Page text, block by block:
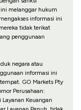
melanggar hukum
informasi ini
tidak terikat
penggunaan
negara atau
informasi ini
GO Markets Pty
Perusahaan:
Keuangan